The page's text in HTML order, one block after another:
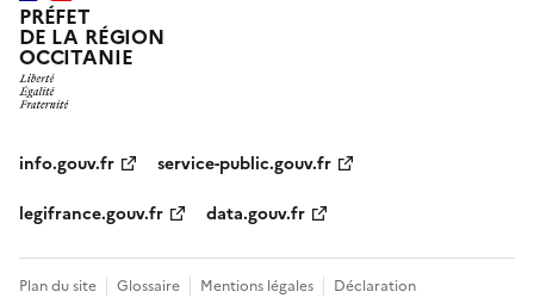
PRÉFET
DE LA RÉGION
OCCITANIE
info.gouv.fr
service-public.gouv.fr
legifrance.gouv.fr
data.gouv.fr
Plan du site Glossaire Mentions légales Déclaration